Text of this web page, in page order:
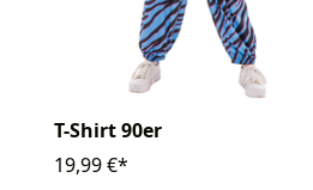
T-Shirt 90er
19,99 €*